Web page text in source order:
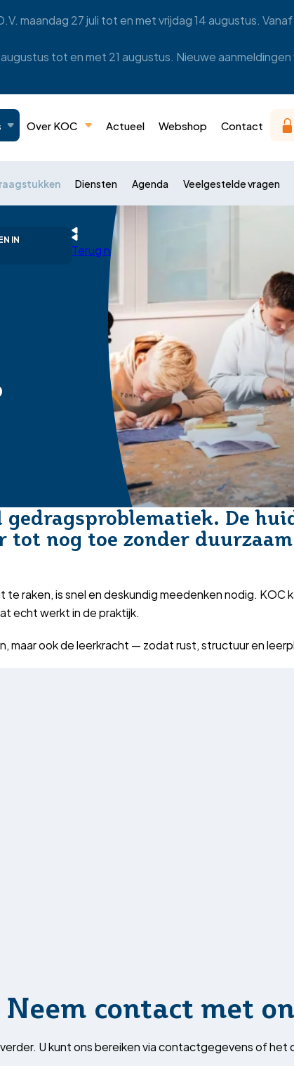
maandag 27 juli tot en met vrijdag 14 augustus.
tot en met 21 augustus. Nieuwe
Over KOC Actueel Webshop Contact
Diensten Agenda Veelgestelde vragen
IN
Terug naar overzicht
gedragsproblematiek. De
tot nog toe zonder
raken, is snel en deskundig meedenken nodig. KOC
echt werkt in de praktijk.
ook de leerkracht — zodat rust, structuur en
contact met
U kunt ons bereiken via contactgegevens of